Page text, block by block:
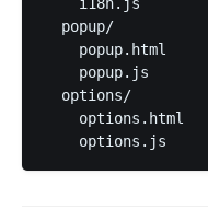
  popup/
popup.html
popup.js
  options/
    options.html